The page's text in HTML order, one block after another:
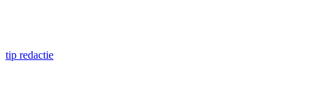
tip redactie